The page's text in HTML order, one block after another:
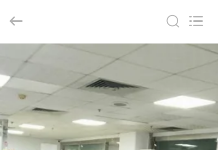
ΠΡΟΪΌΝΤΑ
ΠΕΡΊΠΟΥ
ΕΜΕΊΣ
Co.,
Reserved.